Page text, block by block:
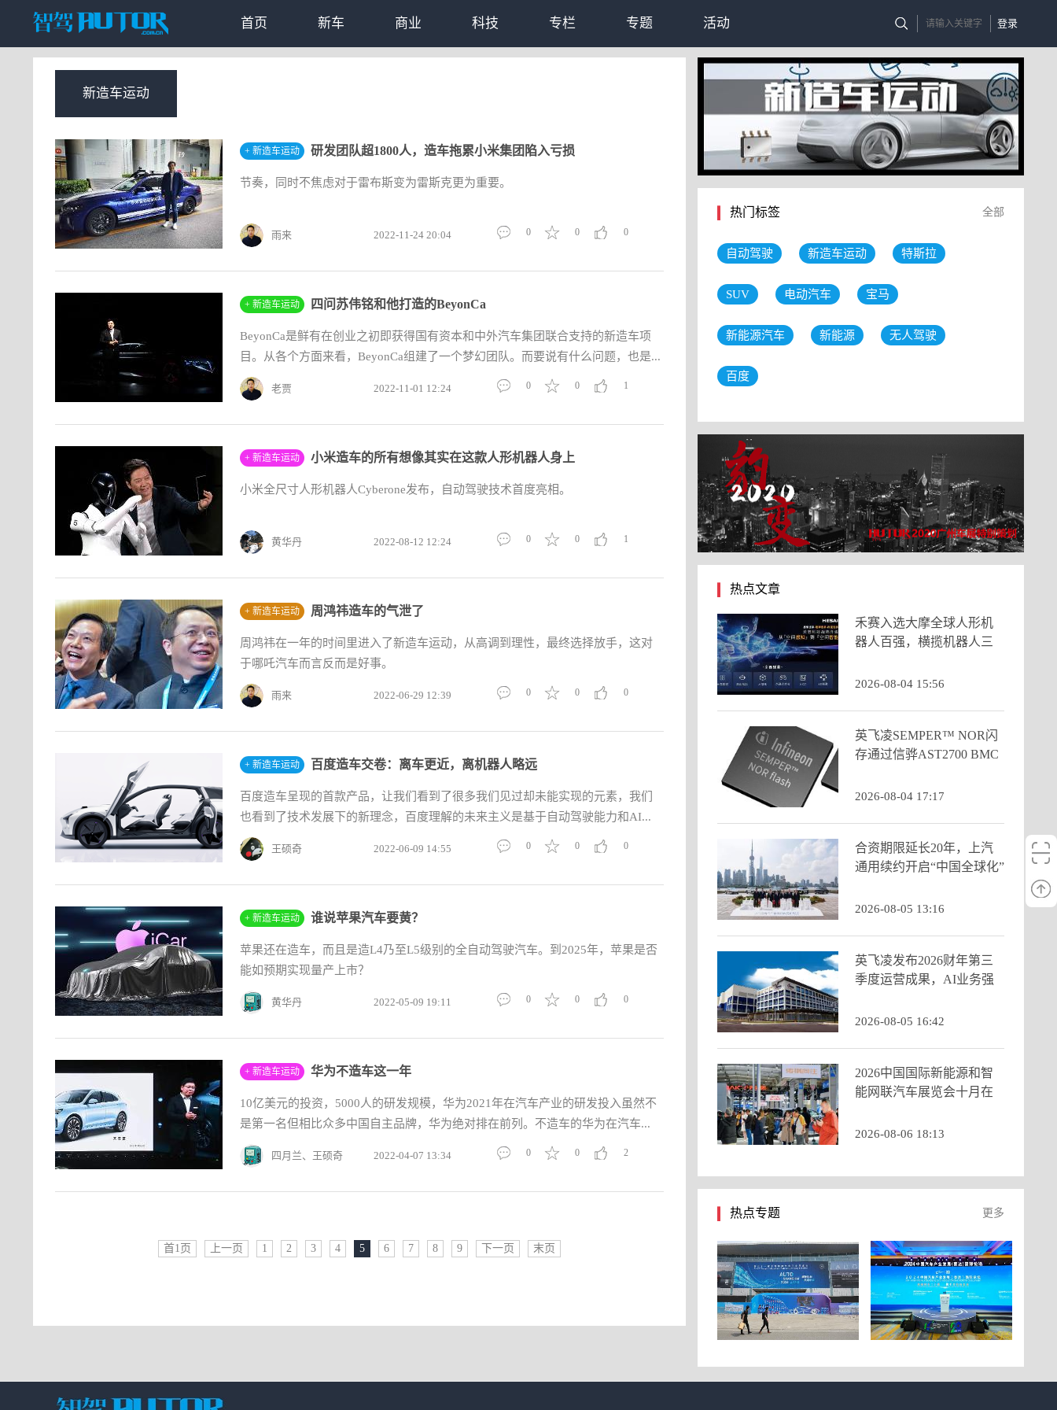
登录
首页 新车 商业 科技 专栏 专题 活动
新造车运动
+ 新造车运动 研发团队超1800人，造车拖累小米集团陷入亏损
节奏，同时不焦虑对于雷布斯变为雷斯克更为重要。
雨来 2022-11-24 20:04 0
0
0
+ 新造车运动 四问苏伟铭和他打造的BeyonCa
BeyonCa是鲜有在创业之初即获得国有资本和中外汽车集团联合支持的新造车项
目。从各个方面来看，BeyonCa组建了一个梦幻团队。而要说有什么问题，也是...
老贾 2022-11-01 12:24 1
0
0
+ 新造车运动 小米造车的所有想像其实在这款人形机器人身上
小米全尺寸人形机器人Cyberone发布，自动驾驶技术首度亮相。
黄华丹 2022-08-12 12:24 1
0
0
+ 新造车运动 周鸿祎造车的气泄了
周鸿祎在一年的时间里进入了新造车运动，从高调到理性，最终选择放手，这对
于哪吒汽车而言反而是好事。
雨来 2022-06-29 12:39 0
0
0
+ 新造车运动 百度造车交卷：离车更近，离机器人略远
百度造车呈现的首款产品，让我们看到了很多我们见过却未能实现的元素，我们
也看到了技术发展下的新理念，百度理解的未来主义是基于自动驾驶能力和AI...
王硕奇 2022-06-09 14:55 0
0
0
+ 新造车运动 谁说苹果汽车要黄？
苹果还在造车，而且是造L4乃至L5级别的全自动驾驶汽车。到2025年，苹果是否
能如预期实现量产上市？
黄华丹 2022-05-09 19:11 0
0
0
+ 新造车运动 华为不造车这一年
10亿美元的投资，5000人的研发规模，华为2021年在汽车产业的研发投入虽然不
是第一名但相比众多中国自主品牌，华为绝对排在前列。不造车的华为在汽车...
四月兰、王硕奇 2022-04-07 13:34 2
0
0
首1页 上一页 1 2 3 4 5 6 7 8 9 下一页 末页
热门标签 全部
自动驾驶 新造车运动 特斯拉
SUV 电动汽车 宝马
新能源汽车 新能源 无人驾驶
百度
热点文章
禾赛入选大摩全球人形机
器人百强，横揽机器人三
2026-08-04 15:56
英飞凌SEMPER™ NOR闪
存通过信骅AST2700 BMC
2026-08-04 17:17
合资期限延长20年，上汽
通用续约开启“中国全球化”
2026-08-05 13:16
英飞凌发布2026财年第三
季度运营成果，AI业务强
史新高
2026-08-05 16:42
2026中国国际新能源和智
能网联汽车展览会十月在
造产业新生态
2026-08-06 18:13
热点专题 更多